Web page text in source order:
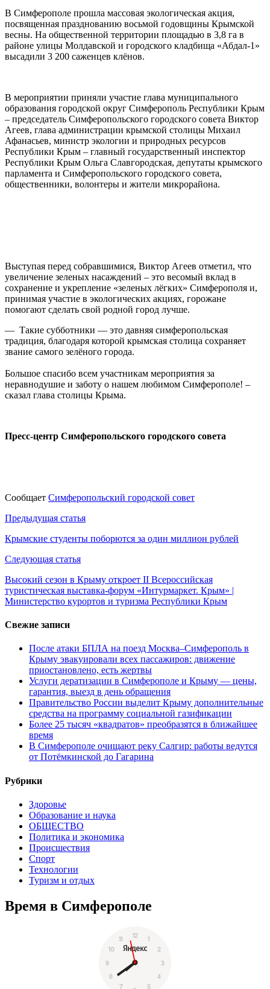
В Симферополе прошла массовая экологическая акция,
посвященная празднованию восьмой годовщины Крымской
весны. На общественной территории площадью в 3,8 га в
районе улицы Молдавской и городского кладбища «Абдал-1»
высадили 3 200 саженцев клёнов.
В мероприятии приняли участие глава муниципального
образования городской округ Симферополь Республики Крым
– председатель Симферопольского городского совета Виктор
Агеев, глава администрации крымской столицы Михаил
Афанасьев, министр экологии и природных ресурсов
Республики Крым – главный государственный инспектор
Республики Крым Ольга Славгородская, депутаты крымского
парламента и Симферопольского городского совета,
общественники, волонтеры и жители микрорайона.
Выступая перед собравшимися, Виктор Агеев отметил, что
увеличение зеленых насаждений – это весомый вклад в
сохранение и укрепление «зеленых лёгких» Симферополя и,
принимая участие в экологических акциях, горожане
помогают сделать свой родной город лучше.
— Такие субботники — это давняя симферопольская
традиция, благодаря которой крымская столица сохраняет
звание самого зелёного города.
Большое спасибо всем участникам мероприятия за
неравнодушие и заботу о нашем любимом Симферополе! –
сказал глава столицы Крыма.
Пресс-центр Симферопольского городского совета
Сообщает Симферопольский городской совет
Навигация
по
записям
Предыдущая статья
Крымские студенты поборются за один миллион рублей
Следующая статья
Высокий сезон в Крыму откроет II Всероссийская
туристическая выставка-форум «Интурмаркет. Крым» |
Министерство курортов и туризма Республики Крым
Свежие записи
После атаки БПЛА на поезд Москва–Симферополь в
Крыму эвакуировали всех пассажиров: движение
приостановлено, есть жертвы
Услуги дератизации в Симферополе и Крыму — цены,
гарантия, выезд в день обращения
Правительство России выделит Крыму дополнительные
средства на программу социальной газификации
Более 25 тысяч «квадратов» преобразятся в ближайшее
время
В Симферополе очищают реку Салгир: работы ведутся
от Потёмкинской до Гагарина
Рубрики
Здоровье
Образование и наука
ОБЩЕСТВО
Политика и экономика
Происшествия
Спорт
Технологии
Туризм и отдых
Время в Симферополе